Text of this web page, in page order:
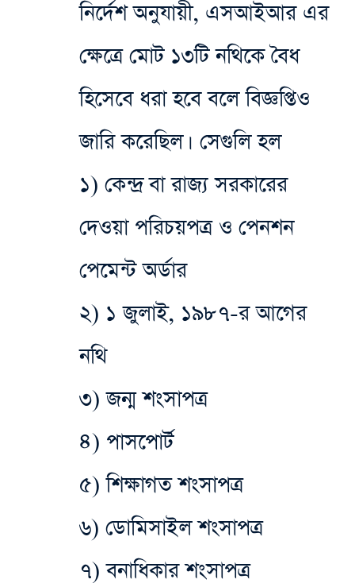
নির্দেশ অনুযায়ী, এসআইআর এর
ক্ষেত্রে মোট ১৩টি নথিকে বৈধ
হিসেবে ধরা হবে বলে বিজ্ঞপ্তিও
জারি করেছিল। সেগুলি হল
১) কেন্দ্র বা রাজ্য সরকারের
দেওয়া পরিচয়পত্র ও পেনশন
পেমেন্ট অর্ডার
২) ১ জুলাই, ১৯৮৭-র আগের
নথি
৩) জন্ম শংসাপত্র
৪) পাসপোর্ট
৫) শিক্ষাগত শংসাপত্র
৬) ডোমিসাইল শংসাপত্র
৭) বনাধিকার শংসাপত্র